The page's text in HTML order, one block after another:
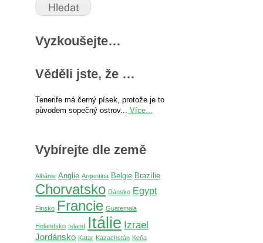
Vyzkoušejte…
Věděli jste, že …
Tenerife má černý písek, protože je to
původem sopečný ostrov...
Více...
Vybírejte dle země
Albánie Anglie Argentina Belgie Brazílie
Chorvatsko Dánsko Egypt
Finsko Francie Guatemala
Holandsko Island Itálie Izrael
Jordánsko Katar Kazachstán Keňa